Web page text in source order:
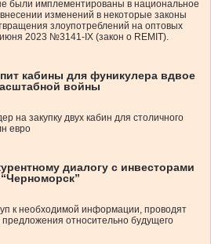
были имплементированы в национальное
изменений в некоторые законы
злоупотреблений на оптовых
июня 2023 №3141-IX (закон о REMIT).
кабины для фуникулера вдвое
войны
на закупку двух кабин для столичного
евро
диалогу с инвесторами
к необходимой информации, проводят
предложения относительно будущего